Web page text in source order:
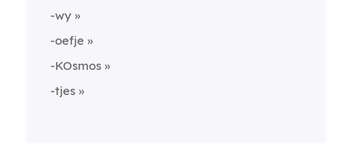
-wy
-oefje
-KOsmos
-tjes